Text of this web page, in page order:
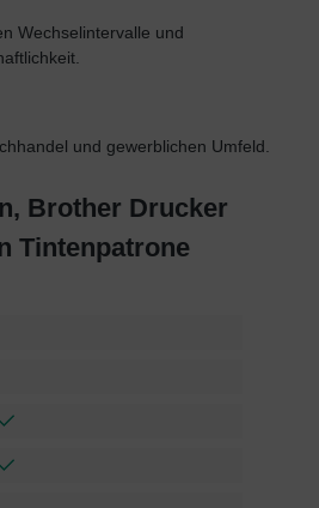
Wechselintervalle und
und gewerblichen Umfeld.
Brother Drucker
Tintenpatrone